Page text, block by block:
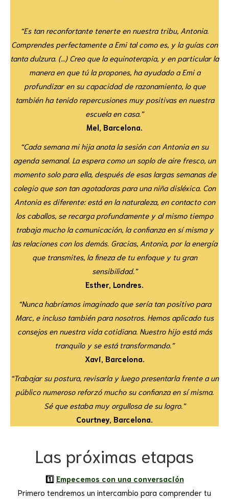
“Es tan reconfortante tenerte en nuestra tribu, Antonia.
Comprendes perfectamente a Emi tal como es, y la guías con
tanta dulzura. (…) Creo que la equinoterapia, y en particular la
manera en que tú la propones, ha ayudado a Emi a
profundizar en su capacidad de razonamiento, lo que
también ha tenido repercusiones muy positivas en nuestra
escuela en casa.”
Mel, Barcelona.
“Cada semana mi hija anota la sesión con Antonia en su
agenda semanal. La espera como un soplo de aire fresco, un
momento solo para ella, después de esas largas semanas de
colegio que son tan agotadoras para una niña disléxica. Con
Antonia es diferente: está en la naturaleza, en contacto con
los caballos, se recarga profundamente y al mismo tiempo
trabaja mucho la comunicación, la confianza en sí misma y
las relaciones con los demás. Gracias, Antonia, por la energía
que transmites, la fineza de tu enfoque y tu gran
sensibilidad.”
Esther, Londres.
“Nunca habríamos imaginado que sería tan positivo para
Marc, e incluso también para nosotros. Hemos aplicado tus
consejos en nuestra vida cotidiana. Nuestro hijo está más
tranquilo y se está transformando.”
Xavi, Barcelona.
“Trabajar su postura, revisarla y luego presentarla frente a un
público numeroso reforzó mucho su confianza en sí misma.
Sé que estaba muy orgullosa de su logro.”
Courtney, Barcelona.
Las próximas etapas
1️⃣ Empecemos con una conversación
Primero tendremos un intercambio para comprender tu